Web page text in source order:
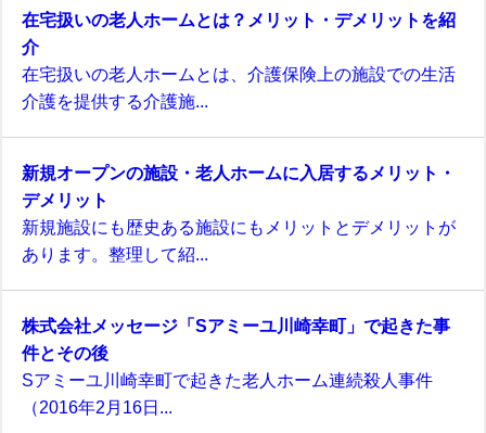
在宅扱いの老人ホームとは？メリット・デメリットを紹
介
在宅扱いの老人ホームとは、介護保険上の施設での生活
介護を提供する介護施...
新規オープンの施設・老人ホームに入居するメリット・
デメリット
新規施設にも歴史ある施設にもメリットとデメリットが
あります。整理して紹...
株式会社メッセージ「Sアミーユ川崎幸町」で起きた事
件とその後
Sアミーユ川崎幸町で起きた老人ホーム連続殺人事件
（2016年2月16日...